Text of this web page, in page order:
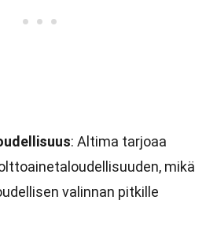
: Altima tarjoaa
mikä
valinnan pitkille